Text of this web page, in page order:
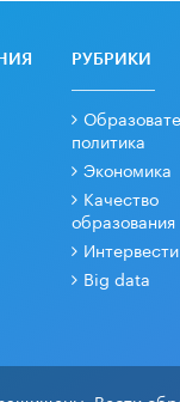
РУБРИКИ
политика
Экономика
Качество
образования
Интервести
Big data